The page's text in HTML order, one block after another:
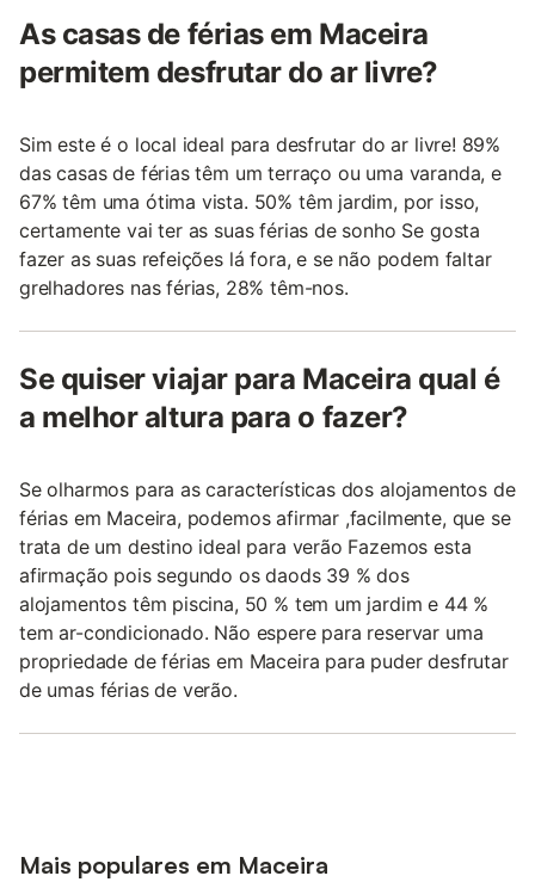
As casas de férias em Maceira
permitem desfrutar do ar livre?
Sim este é o local ideal para desfrutar do ar livre! 89%
das casas de férias têm um terraço ou uma varanda, e
67% têm uma ótima vista. 50% têm jardim, por isso,
certamente vai ter as suas férias de sonho Se gosta
fazer as suas refeições lá fora, e se não podem faltar
grelhadores nas férias, 28% têm-nos.
Se quiser viajar para Maceira qual é
a melhor altura para o fazer?
Se olharmos para as características dos alojamentos de
férias em Maceira, podemos afirmar ,facilmente, que se
trata de um destino ideal para verão Fazemos esta
afirmação pois segundo os daods 39 % dos
alojamentos têm piscina, 50 % tem um jardim e 44 %
tem ar-condicionado. Não espere para reservar uma
propriedade de férias em Maceira para puder desfrutar
de umas férias de verão.
Mais populares em Maceira